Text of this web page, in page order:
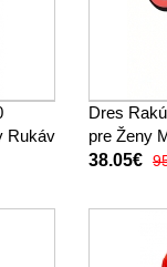
Rukáv
Dres
pre Ženy
38.05€